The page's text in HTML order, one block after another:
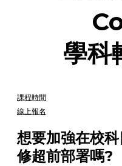
學科
課程時間
線上報名
想要加強在校
修超前部署嗎?